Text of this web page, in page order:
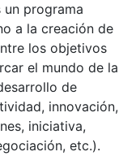
un programa
a la creación de
los objetivos
el mundo de la
de
innovación,
iniciativa,
etc.).